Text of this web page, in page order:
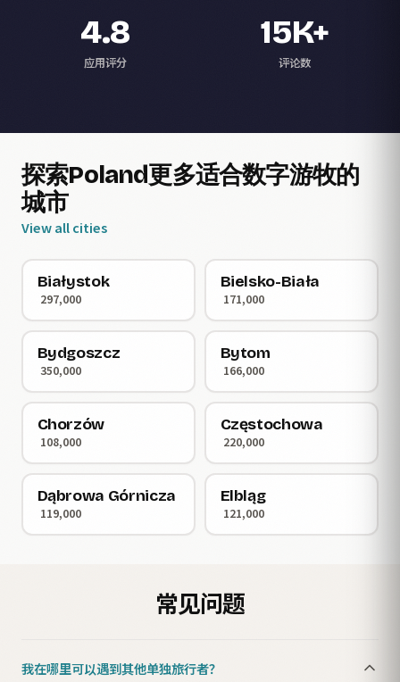
4.8
应用评分
15K+
评论数
探索Poland更多适合数字游牧的
城市
View all cities
Białystok
297,000
Bielsko-Biała
171,000
Bydgoszcz
350,000
Bytom
166,000
Chorzów
108,000
Częstochowa
220,000
Dąbrowa Górnicza
119,000
Elbląg
121,000
常见问题
我在哪里可以遇到其他单独旅行者？